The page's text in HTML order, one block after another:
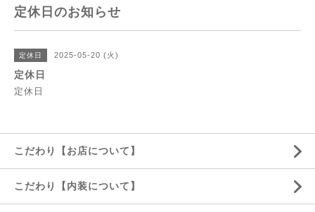
定休日のお知らせ
定休日 2025-05-20 (火)
定休日
定休日
こだわり【お店について】
こだわり【内装について】